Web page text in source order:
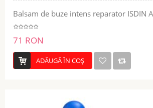
Balsam de buze intens reparator ISDIN
71 RON
ADĂUGĂ ÎN COŞ